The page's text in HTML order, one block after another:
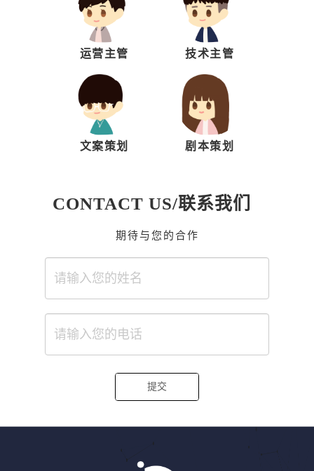
运营主管 技术主管
文案策划 剧本策划
CONTACT US/联系我们
期待与您的合作
提交